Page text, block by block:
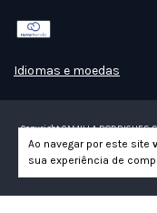
Ao navegar por este site
sua experiência de
Idiomas e moedas
Copyright CAMILLA RODRIGUES